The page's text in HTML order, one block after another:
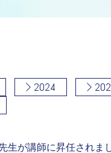
2024
生が講師に昇任されま